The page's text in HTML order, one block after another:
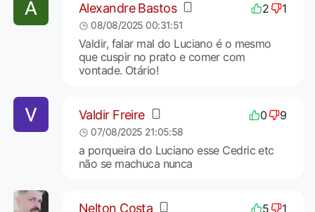
Alexandre Bastos 2 1
08/08/2025 00:31:51
Valdir, falar mal do Luciano é o mesmo
que cuspir no prato e comer com
vontade. Otário!
Valdir Freire 0 9
07/08/2025 21:05:58
a porqueira do Luciano esse Cedric etc
não se machuca nunca
Nelton Costa 5 1